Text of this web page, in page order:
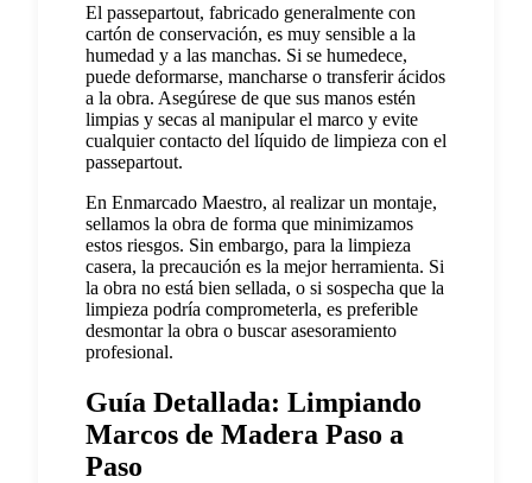
El passepartout, fabricado generalmente con
cartón de conservación, es muy sensible a la
humedad y a las manchas. Si se humedece,
puede deformarse, mancharse o transferir ácidos
a la obra. Asegúrese de que sus manos estén
limpias y secas al manipular el marco y evite
cualquier contacto del líquido de limpieza con el
passepartout.
En Enmarcado Maestro, al realizar un montaje,
sellamos la obra de forma que minimizamos
estos riesgos. Sin embargo, para la limpieza
casera, la precaución es la mejor herramienta. Si
la obra no está bien sellada, o si sospecha que la
limpieza podría comprometerla, es preferible
desmontar la obra o buscar asesoramiento
profesional.
Guía Detallada: Limpiando
Marcos de Madera Paso a
Paso